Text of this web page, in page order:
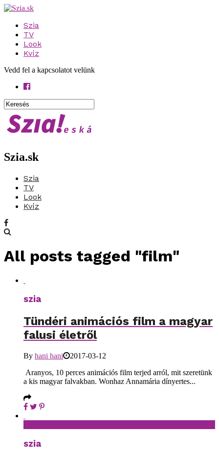
Szia
TV
Look
Kvíz
Vedd fel a kapcsolatot velünk
Szia.sk
Szia
TV
Look
Kvíz
All posts tagged "film"
szia
Tündéri animációs film a magyar
falusi életről
By hani hani
2017-03-12
Aranyos, 10 perces animációs film terjed arról, mit szeretünk
a kis magyar falvakban. Wonhaz Annamária dínyertes...
szia